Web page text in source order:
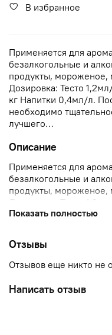
В избранное
Применяется для
безалкогольные и
продукты, мороженое,
Дозировка: Тесто
кг Напитки 0,4мл/л.
необходимо
лучшего…
Описание
Применяется для
безалкогольные и
продукты, мороженое,
Дозировка: Тесто
кг Напитки 0,4мл/л.
лучшего…
Показать полностью
Отзывы
Отзывов еще никто не
Написать отзыв